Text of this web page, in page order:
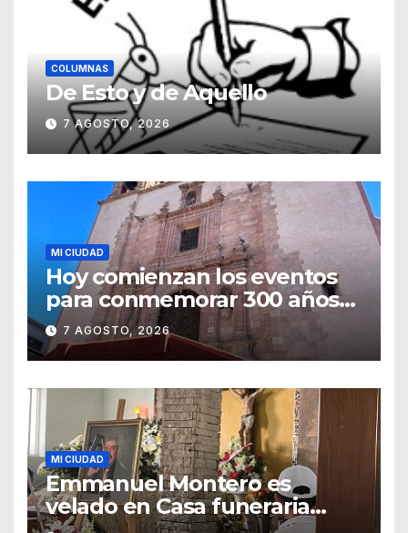
COLUMNAS
De Esto y de Aquello
7 AGOSTO, 2026
MI CIUDAD
Hoy comienzan los eventos
para conmemorar 300 años
del templo de San Roque
7 AGOSTO, 2026
MI CIUDAD
Emmanuel Montero es
velado en Casa funeraria